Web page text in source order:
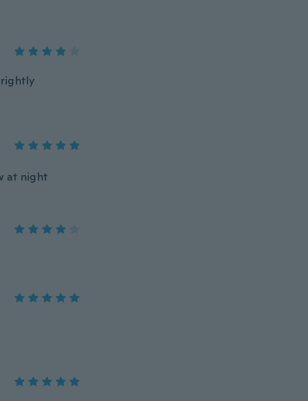
at night